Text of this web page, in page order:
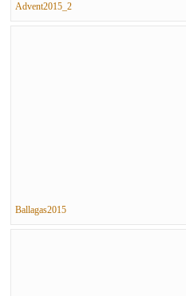
Advent2015_2
Ballagas2015